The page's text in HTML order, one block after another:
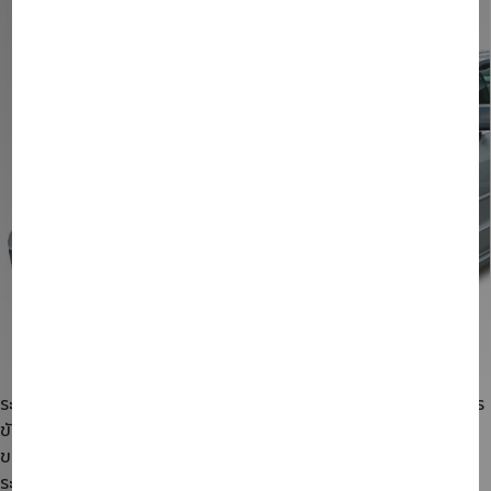
ระบบไฟฟ้ารถยนต์ ระบบไฟฟ้ารถยนต์ – บริการครบวงจร เพื่อการ
ขับขี่ที่มั่นใจ ระบบไฟฟ้ารถยนต์เป็นหัวใจสำคัญที่ช่วยให้ทุกฟังก์ชัน
ของรถทำงานได้อย่างราบรื่น ไม่ว่าจะเป็น ระบบชาร์จไฟ (ไดชาร์จ),
ระบบสตาร์ท (ไดสตาร์ท), แบตเตอรี่, กระจกไฟฟ้า, กลไกประตู ไป